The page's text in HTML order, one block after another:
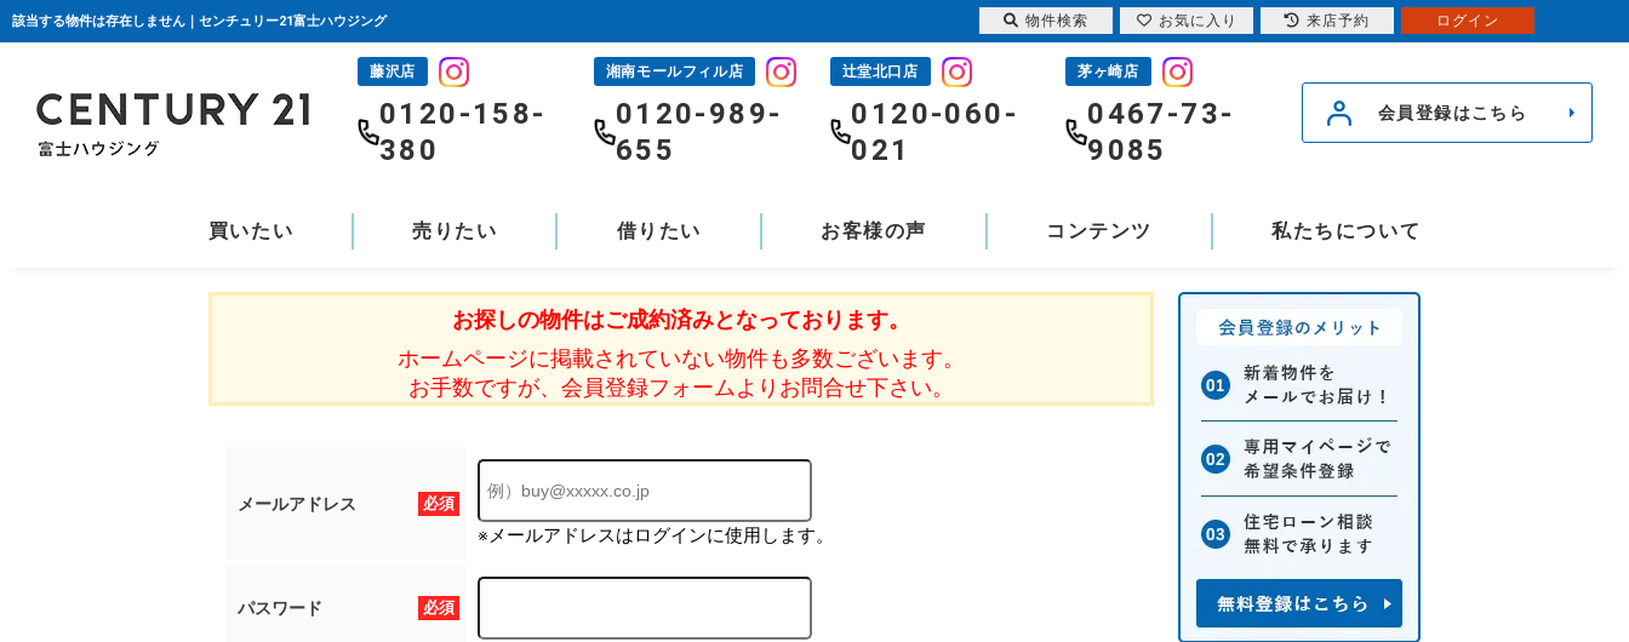
該当する物件は存在しません｜センチュリー21富士ハウジング
藤沢店
0120-158-
380
湘南モールフィル店
0120-989-
655
辻堂北口店
0120-060-
021
茅ヶ崎店
0467-73-
9085
会員登録はこちら
買いたい 売りたい 借りたい お客様の声 コンテンツ 私たちについて
お探しの物件はご成約済みとなっております。
ホームページに掲載されていない物件も多数ございます。
お手数ですが、会員登録フォームよりお問合せ下さい。
必須
メールアドレス
※メールアドレスはログインに使用します。
必須
パスワード
物件検索 お気に入り 来店予約 ログイン